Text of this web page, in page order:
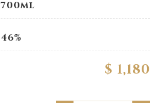
700ml
46%
$ 1,180